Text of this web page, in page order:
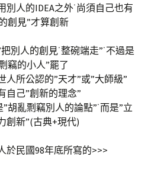
別人的IDEA之外˙尚須自己也有
創見”才算創新
別人的創見˙整碗端走”˙不過是
竊的小人”罷了
人所公認的”天才”或”大師級”
自己”創新的理念”
胡亂剽竊別人的論點”˙而是”立
創新”(古典+現代)
於民國98年底所寫的>>>